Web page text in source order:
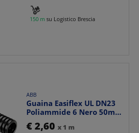
150 m su Logistico Brescia
ABB
Guaina Easiflex UL DN23
Poliammide 6 Nero 50m
Protezione cavi ele...
€ 2,60 x 1 m